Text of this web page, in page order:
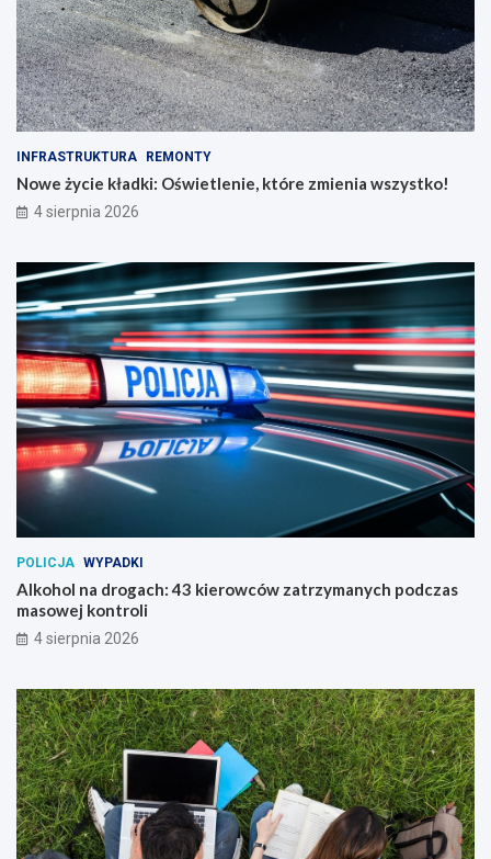
INFRASTRUKTURA REMONTY
Nowe życie kładki: Oświetlenie, które zmienia wszystko!
4 sierpnia 2026
POLICJA WYPADKI
Alkohol na drogach: 43 kierowców zatrzymanych podczas
masowej kontroli
4 sierpnia 2026